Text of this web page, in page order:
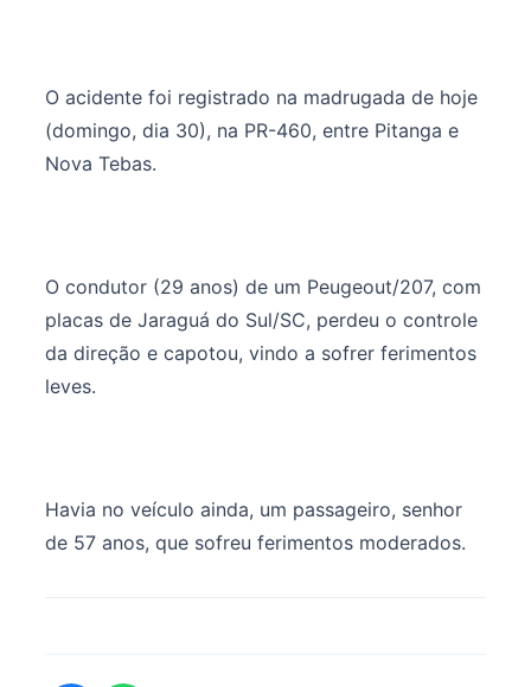
O acidente foi registrado na madrugada de hoje
(domingo, dia 30), na PR-460, entre Pitanga e
Nova Tebas.
O condutor (29 anos) de um Peugeout/207, com
placas de Jaraguá do Sul/SC, perdeu o controle
da direção e capotou, vindo a sofrer ferimentos
leves.
Havia no veículo ainda, um passageiro, senhor
de 57 anos, que sofreu ferimentos moderados.